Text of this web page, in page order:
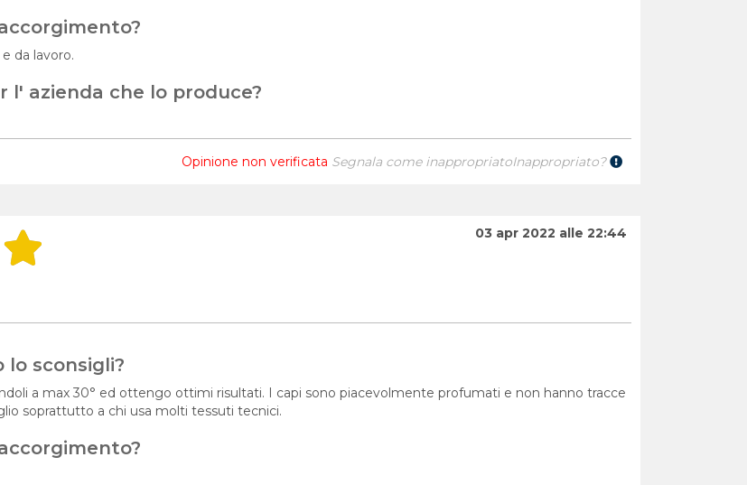
da lavoro.
l' azienda che lo produce?
Opinione non verificata Segnala come inappropriatoInappropriato?
03 apr 2022 alle 22:44
lo sconsigli?
a max 30° ed ottengo ottimi risultati. I capi sono piacevolmente profumati e non hanno tracce
soprattutto a chi usa molti tessuti tecnici.